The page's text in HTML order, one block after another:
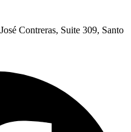
Contreras, Suite 309, Santo